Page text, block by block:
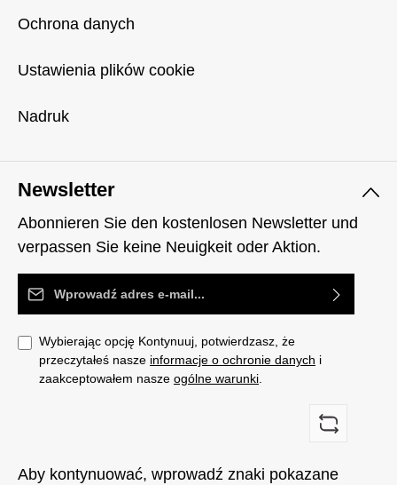
Newsletter
Abonnieren Sie den kostenlosen Newsletter und
verpassen Sie keine Neuigkeit oder Aktion.
Adres e-mail*
Wybierając opcję Kontynuuj, potwierdzasz, że
przeczytałeś nasze informacje o ochronie danych i
zaakceptowałem nasze ogólne warunki.
Aby kontynuować, wprowadź znaki pokazane
Ochrona danych
Ustawienia plików cookie
Nadruk